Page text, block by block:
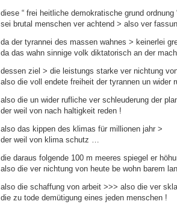
diese “ frei heitliche demokratische grund
sei brutal menschen ver achtend > also ver
da der tyrannei des massen wahnes > keinerlei
da das wahn sinnige volk diktatorisch an der
dessen ziel > die leistungs starke ver nichtung
also die voll endete freiheit der tyrannen un wider
also die un wider rufliche ver schleuderung der
der weil von nach haltigkeit reden !
also das kippen des klimas für millionen jahr >
der weil von klima schutz …
die daraus folgende 100 m meeres spiegel er
also die ver nichtung von heute be wohn barem
also die schaffung von arbeit >>> also die ver
die zu tode demütigung eines jeden menschen !